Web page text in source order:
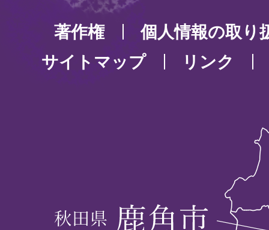
著作権
個人情報の取り
サイトマップ
リンク